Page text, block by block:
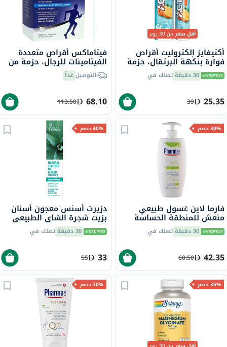
أقل سعرمن 30 يوم
أكتيفايز إلكتروليت أقراص
فوارة بنكهة البرتقال، حزمة
من 20 30 دقيقة تصلك في
25.35
39
فيتاماكس أقراص متعددة
الفيتامينات للرجال، حزمة من
60التوصيلغداً
68.10
113.50
30% خصم
فارما لاين غسول طبيعي
منعش للمنطقة الحساسة
للنساء 250 مل30 دقيقة تصلك في
42.35
60.50
40% خصم
دزيرت أسنس معجون أسنان
بزيت شجرة الشاي الطبيعي
وزيت النيم وينترغرين 6.25
أونصة 176 جرام30 دقيقة تصلك في
33
55
35% خصم 30% خصم